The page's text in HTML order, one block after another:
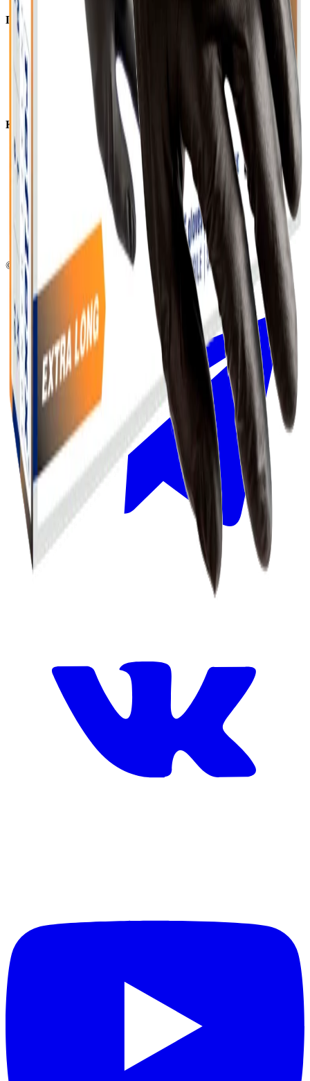
Покупателям
Доставка и оплата
Контакты
+7 (495) 135-35-99
sales@insafe.ru
Москва, Люблинская ул., 153.
ТЦ «Люблю Молл», -1 уровень
Ежедневно 10:00 — 19:00
©
2026 InSafe.ru — Товары и технологии для автобизнеса